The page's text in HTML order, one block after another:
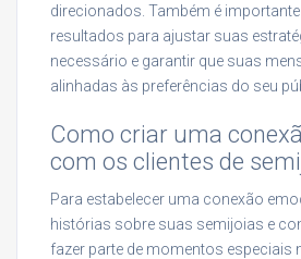
direcionados. Também é
resultados para ajustar suas
necessário e garantir que suas
alinhadas às preferências do seu
Como criar uma
com os clientes de
Para estabelecer uma conexão
histórias sobre suas semijoias e
fazer parte de momentos especiais